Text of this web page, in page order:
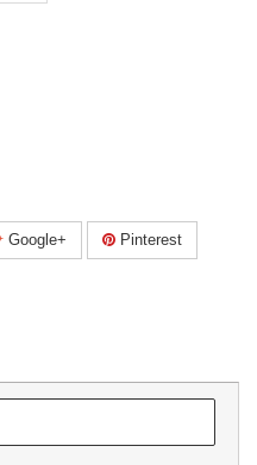
Google+ Pinterest